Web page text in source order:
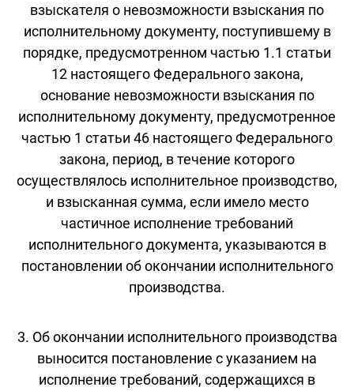
взыскателя о невозможности взыскания по
исполнительному документу, поступившему в
порядке, предусмотренном частью 1.1 статьи
12 настоящего Федерального закона,
основание невозможности взыскания по
исполнительному документу, предусмотренное
частью 1 статьи 46 настоящего Федерального
закона, период, в течение которого
осуществлялось исполнительное производство,
и взысканная сумма, если имело место
частичное исполнение требований
исполнительного документа, указываются в
постановлении об окончании исполнительного
производства.
3. Об окончании исполнительного производства
выносится постановление с указанием на
исполнение требований, содержащихся в